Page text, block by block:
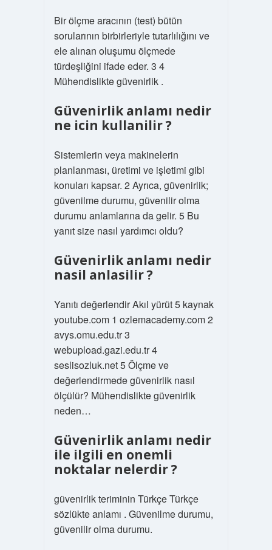
Bir ölçme aracının (test) bütün
sorularının birbirleriyle tutarlılığını ve
ele alınan oluşumu ölçmede
türdeşliğini ifade eder. 3 4
Mühendislikte güvenirlik .
Güvenirlik anlamı nedir
ne icin kullanilir ?
Sistemlerin veya makinelerin
planlanması, üretimi ve işletimi gibi
konuları kapsar. 2 Ayrıca, güvenirlik;
güvenilme durumu, güvenilir olma
durumu anlamlarına da gelir. 5 Bu
yanıt size nasıl yardımcı oldu?
Güvenirlik anlamı nedir
nasil anlasilir ?
Yanıtı değerlendir Akıl yürüt 5 kaynak
youtube.com 1 ozlemacademy.com 2
avys.omu.edu.tr 3
webupload.gazi.edu.tr 4
seslisozluk.net 5 Ölçme ve
değerlendirmede güvenirlik nasıl
ölçülür? Mühendislikte güvenirlik
neden…
Güvenirlik anlamı nedir
ile ilgili en onemli
noktalar nelerdir ?
güvenirlik teriminin Türkçe Türkçe
sözlükte anlamı . Güvenilme durumu,
güvenilir olma durumu.